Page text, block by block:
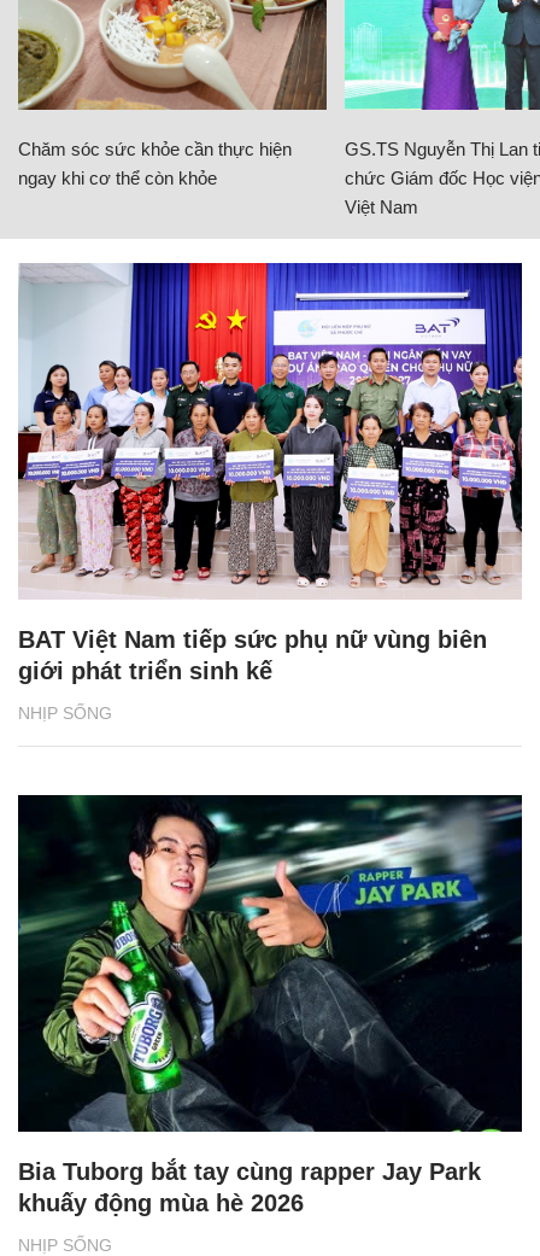
Chăm sóc sức khỏe cần thực hiện
ngay khi cơ thể còn khỏe
GS.TS Nguyễn Thị Lan
chức Giám đốc Học
Việt Nam
NHỊP SỐNG
BAT Việt Nam tiếp sức phụ nữ vùng biên
giới phát triển sinh kế
NHỊP SỐNG
Bia Tuborg bắt tay cùng rapper Jay Park
khuấy động mùa hè 2026